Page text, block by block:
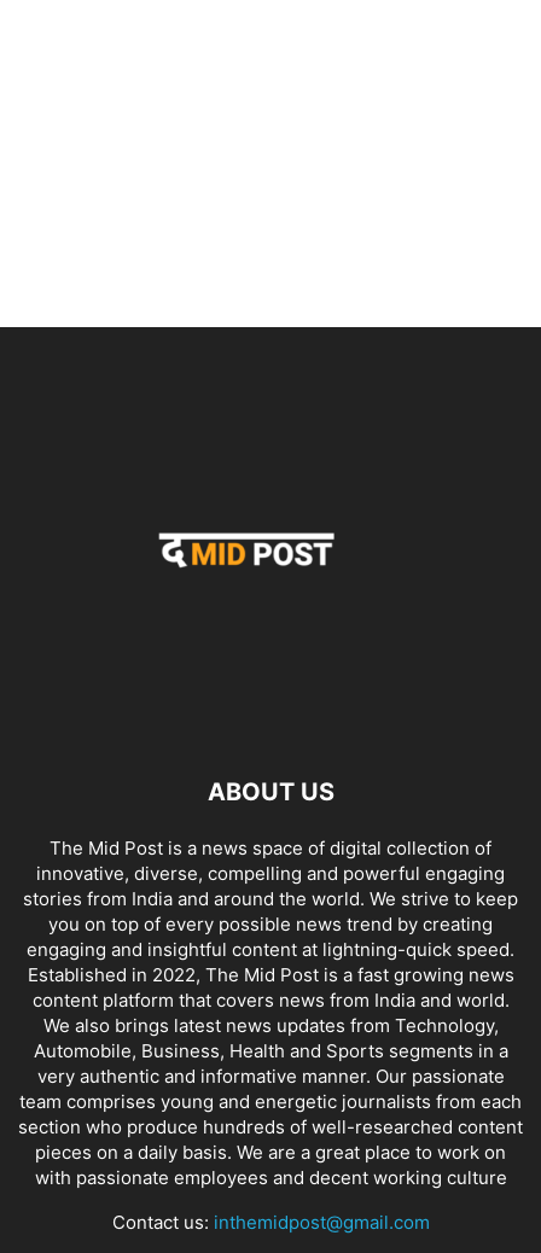
ABOUT US
The Mid Post is a news space of digital collection of
innovative, diverse, compelling and powerful engaging
stories from India and around the world. We strive to keep
you on top of every possible news trend by creating
engaging and insightful content at lightning-quick speed.
Established in 2022, The Mid Post is a fast growing news
content platform that covers news from India and world.
We also brings latest news updates from Technology,
Automobile, Business, Health and Sports segments in a
very authentic and informative manner. Our passionate
team comprises young and energetic journalists from each
section who produce hundreds of well-researched content
pieces on a daily basis. We are a great place to work on
with passionate employees and decent working culture
Contact us: inthemidpost@gmail.com